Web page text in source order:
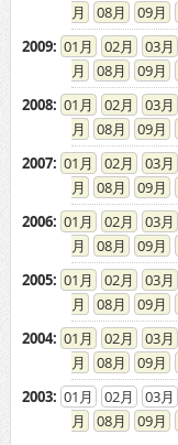
08
09
2009: 01 02 03
08
09
2008: 01 02 03
08
09
2007: 01 02 03
08
09
2006: 01 02 03
08
09
2005: 01 02 03
08
09
2004: 01 02 03
08
09
2003: 01 02 03
08
09